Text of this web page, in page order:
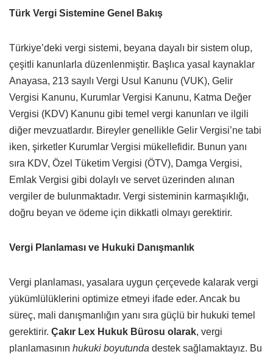
Türk Vergi Sistemine Genel Bakış
Türkiye’deki vergi sistemi, beyana dayalı bir sistem olup,
çeşitli kanunlarla düzenlenmiştir. Başlıca yasal kaynaklar
Anayasa, 213 sayılı Vergi Usul Kanunu (VUK), Gelir
Vergisi Kanunu, Kurumlar Vergisi Kanunu, Katma Değer
Vergisi (KDV) Kanunu gibi temel vergi kanunları ve ilgili
diğer mevzuatlardır. Bireyler genellikle Gelir Vergisi’ne tabi
iken, şirketler Kurumlar Vergisi mükellefidir. Bunun yanı
sıra KDV, Özel Tüketim Vergisi (ÖTV), Damga Vergisi,
Emlak Vergisi gibi dolaylı ve servet üzerinden alınan
vergiler de bulunmaktadır. Vergi sisteminin karmaşıklığı,
doğru beyan ve ödeme için dikkatli olmayı gerektirir.
Vergi Planlaması ve Hukuki Danışmanlık
Vergi planlaması, yasalara uygun çerçevede kalarak vergi
yükümlülüklerini optimize etmeyi ifade eder. Ancak bu
süreç, mali danışmanlığın yanı sıra güçlü bir hukuki temel
gerektirir. Çakır Lex Hukuk Bürosu olarak, vergi
planlamasının hukuki boyutunda destek sağlamaktayız. Bu